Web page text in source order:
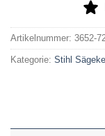
Artikelnummer: 3652-
Kategorie: Stihl